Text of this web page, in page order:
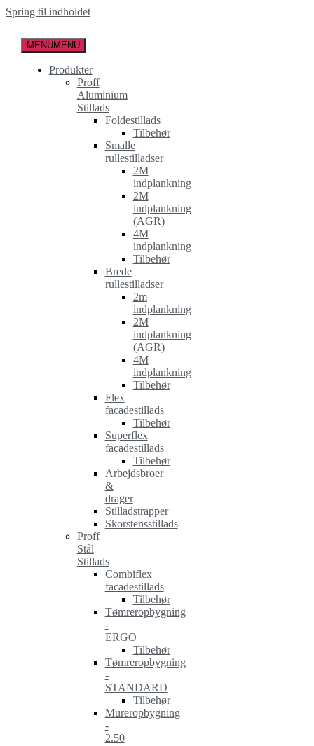
Spring til indholdet
MENUMENU
Produkter
Proff
Aluminium
Stillads
Foldestillads
Tilbehør
Smalle
rullestilladser
2M
indplankning
2M
indplankning
(AGR)
4M
indplankning
Tilbehør
Brede
rullestilladser
2m
indplankning
2M
indplankning
(AGR)
4M
indplankning
Tilbehør
Flex
facadestillads
Tilbehør
Superflex
facadestillads
Tilbehør
Arbejdsbroer
&
drager
Stilladstrapper
Skorstensstillads
Proff
Stål
Stillads
Combiflex
facadestillads
Tilbehør
Tømreropbygning
-
ERGO
Tilbehør
Tømreropbygning
-
STANDARD
Tilbehør
Mureropbygning
-
2.50